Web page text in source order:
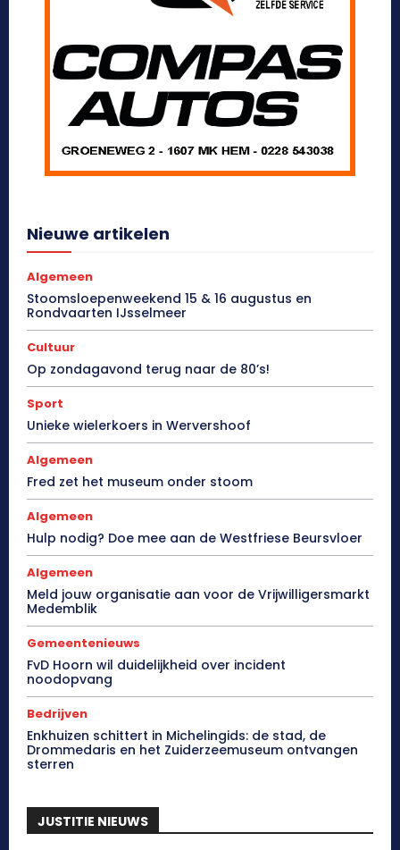
Nieuwe artikelen
Algemeen
Stoomsloepenweekend 15 & 16 augustus en
Rondvaarten IJsselmeer
Cultuur
Op zondagavond terug naar de 80’s!
Sport
Unieke wielerkoers in Wervershoof
Algemeen
Fred zet het museum onder stoom
Algemeen
Hulp nodig? Doe mee aan de Westfriese Beursvloer
Algemeen
Meld jouw organisatie aan voor de Vrijwilligersmarkt
Medemblik
Gemeentenieuws
FvD Hoorn wil duidelijkheid over incident
noodopvang
Bedrijven
Enkhuizen schittert in Michelingids: de stad, de
Drommedaris en het Zuiderzeemuseum ontvangen
sterren
JUSTITIE NIEUWS